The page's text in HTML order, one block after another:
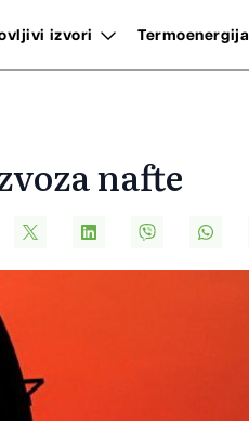
izvori Termoenergija
nafte